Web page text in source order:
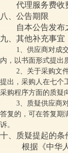
代理服务费收
八、公告期限
自本公告发布
九、其他补充事宜
1、供应商对成
内，以书面形式提出
2、关于采购文
提出，采购人在七个
采购程序方面的质疑
3、质疑供应商
答复的，可在答复期
诉。
十、质疑提起的条
根据《中华